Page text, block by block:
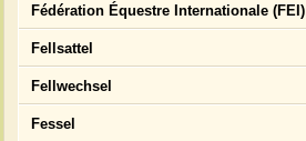
Fédération Équestre Internationale (FEI)
Fellsattel
Fellwechsel
Fessel